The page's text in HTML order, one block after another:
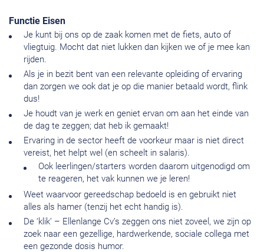
Functie Eisen
Je kunt bij ons op de zaak komen met de fiets, auto of
vliegtuig. Mocht dat niet lukken dan kijken we of je mee kan
rijden.
Als je in bezit bent van een relevante opleiding of ervaring
dan zorgen we ook dat je op die manier betaald wordt, flink
dus!
Je houdt van je werk en geniet ervan om aan het einde van
de dag te zeggen; dat heb ik gemaakt!
Ervaring in de sector heeft de voorkeur maar is niet direct
vereist, het helpt wel (en scheelt in salaris).
Ook leerlingen/starters worden daarom uitgenodigd om
te reageren, het vak kunnen we je leren!
Weet waarvoor gereedschap bedoeld is en gebruikt niet
alles als hamer (tenzij het echt handig is).
De ‘klik’ – Ellenlange Cv’s zeggen ons niet zoveel, we zijn op
zoek naar een gezellige, hardwerkende, sociale collega met
een gezonde dosis humor.